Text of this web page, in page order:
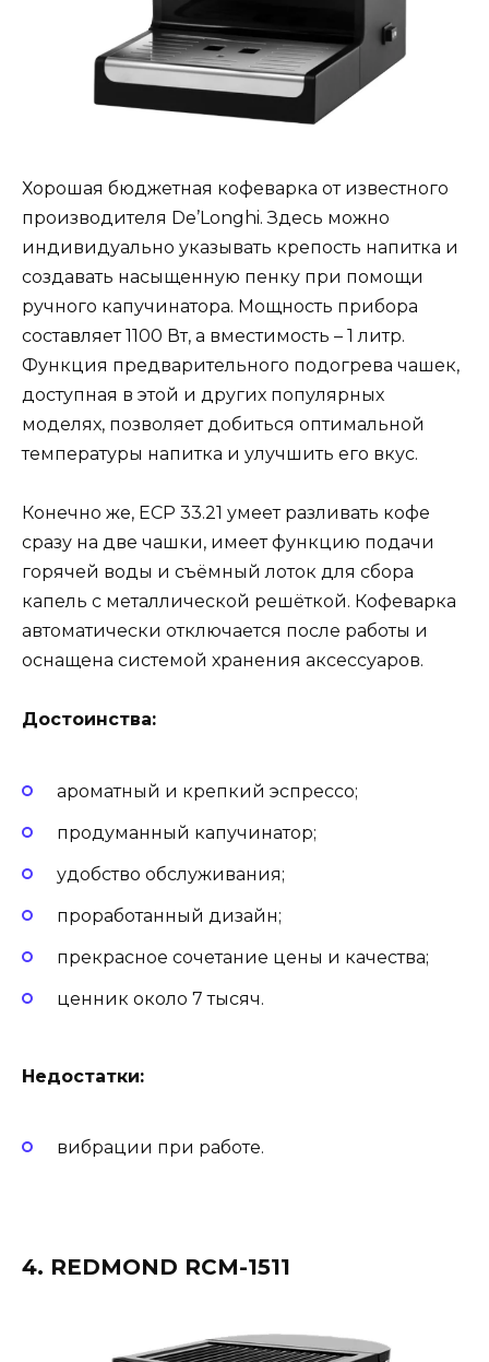
Хорошая бюджетная кофеварка от известного
производителя De’Longhi. Здесь можно
индивидуально указывать крепость напитка и
создавать насыщенную пенку при помощи
ручного капучинатора. Мощность прибора
составляет 1100 Вт, а вместимость – 1 литр.
Функция предварительного подогрева чашек,
доступная в этой и других популярных
моделях, позволяет добиться оптимальной
температуры напитка и улучшить его вкус.
Конечно же, ECP 33.21 умеет разливать кофе
сразу на две чашки, имеет функцию подачи
горячей воды и съёмный лоток для сбора
капель с металлической решёткой. Кофеварка
автоматически отключается после работы и
оснащена системой хранения аксессуаров.
Достоинства:
ароматный и крепкий эспрессо;
продуманный капучинатор;
удобство обслуживания;
проработанный дизайн;
прекрасное сочетание цены и качества;
ценник около 7 тысяч.
Недостатки:
вибрации при работе.
4. REDMOND RCM-1511